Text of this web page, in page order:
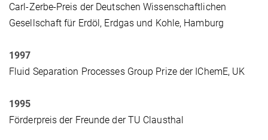
Carl-Zerbe-Preis der Deutschen Wissenschaftlichen
Gesellschaft für Erdöl, Erdgas und Kohle, Hamburg
1997
Fluid Separation Processes Group Prize der IChemE, UK
1995
Förderpreis der Freunde der TU Clausthal